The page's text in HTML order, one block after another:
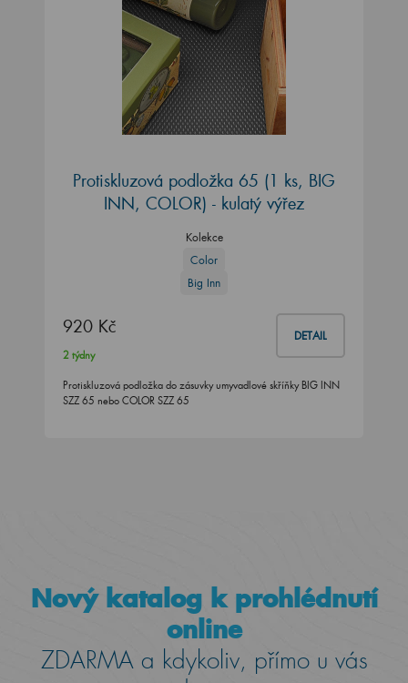
Protiskluzová podložka 65 (1 ks, BIG
INN, COLOR) - kulatý výřez
Kolekce
Color
Big Inn
920 Kč DETAIL
2 týdny
Protiskluzová podložka do zásuvky umyvadlové skříňky BIG INN
SZZ 65 nebo COLOR SZZ 65
Nový katalog k prohlédnutí
online
ZDARMA a kdykoliv, přímo u vás